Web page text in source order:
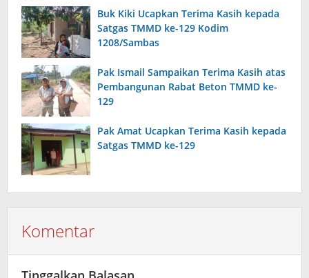
Buk Kiki Ucapkan Terima Kasih kepada
Satgas TMMD ke-129 Kodim
1208/Sambas
Pak Ismail Sampaikan Terima Kasih atas
Pembangunan Rabat Beton TMMD ke-
129
Pak Amat Ucapkan Terima Kasih kepada
Satgas TMMD ke-129
Komentar